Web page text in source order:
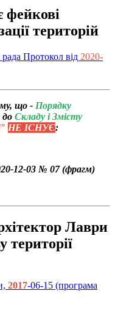
фейкові
територій
Протокол від 2020-
що - Порядку
до Складу і Змісту
НЕ ІСНУЄ:
Лаври
території
2017-06-15 (програма